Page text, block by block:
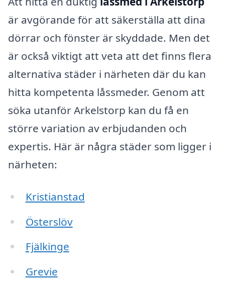
är avgörande för att säkerställa att dina
dörrar och fönster är skyddade. Men det
är också viktigt att veta att det finns flera
alternativa städer i närheten där du kan
hitta kompetenta låssmeder. Genom att
söka utanför Arkelstorp kan du få en
större variation av erbjudanden och
expertis. Här är några städer som ligger i
närheten:
Kristianstad
Österslöv
Fjälkinge
Grevie